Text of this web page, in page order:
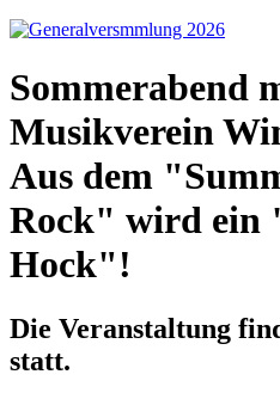
Sommerabend
Musikverein
Aus dem
Rock" wird ein
Hock"!
Die Veranstaltung
statt.